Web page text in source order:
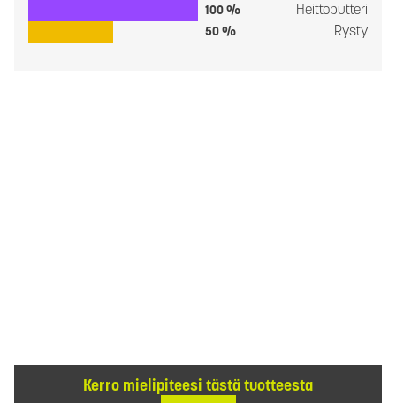
100 % Heittoputteri
50 % Rysty
Kerro mielipiteesi tästä tuotteesta